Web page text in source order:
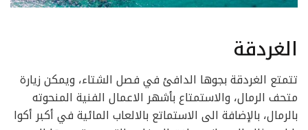
الغردقة
تتمتع الغردقة بجوها الدافئ في فصل الشتاء، ويمكن زيارة
متحف الرمال، والاستمتاع بأشهر الاعمال الفنية المنحوته
بالرمال، بالإضافة الى الاستماتع بالالعاب المائية في أكبر أكوا